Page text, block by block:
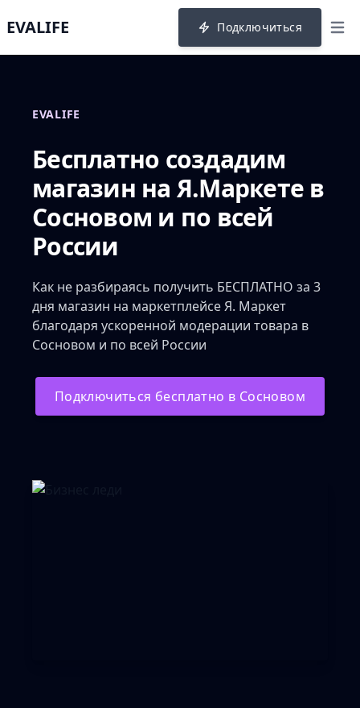
EVALIFE Подключиться menu
EVALIFE
Бесплатно создадим
магазин на Я.Маркете в
Сосновом и по всей
России
Как не разбираясь получить БЕСПЛАТНО за 3
дня магазин на маркетплейсе Я. Маркет
благодаря ускоренной модерации товара в
Сосновом и по всей России
Подключиться бесплатно в Сосновом